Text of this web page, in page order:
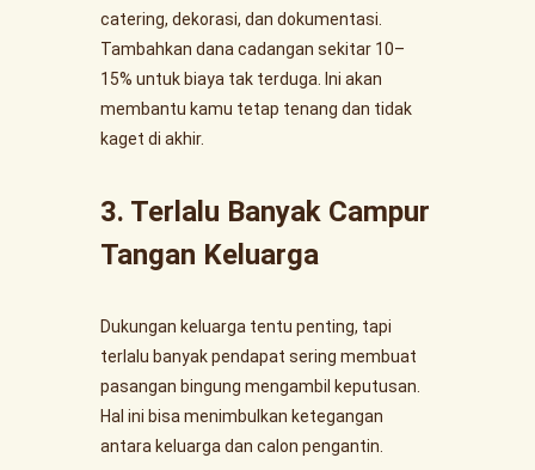
catering, dekorasi, dan dokumentasi.
Tambahkan dana cadangan sekitar 10–
15% untuk biaya tak terduga. Ini akan
membantu kamu tetap tenang dan tidak
kaget di akhir.
3. Terlalu Banyak Campur
Tangan Keluarga
Dukungan keluarga tentu penting, tapi
terlalu banyak pendapat sering membuat
pasangan bingung mengambil keputusan.
Hal ini bisa menimbulkan ketegangan
antara keluarga dan calon pengantin.